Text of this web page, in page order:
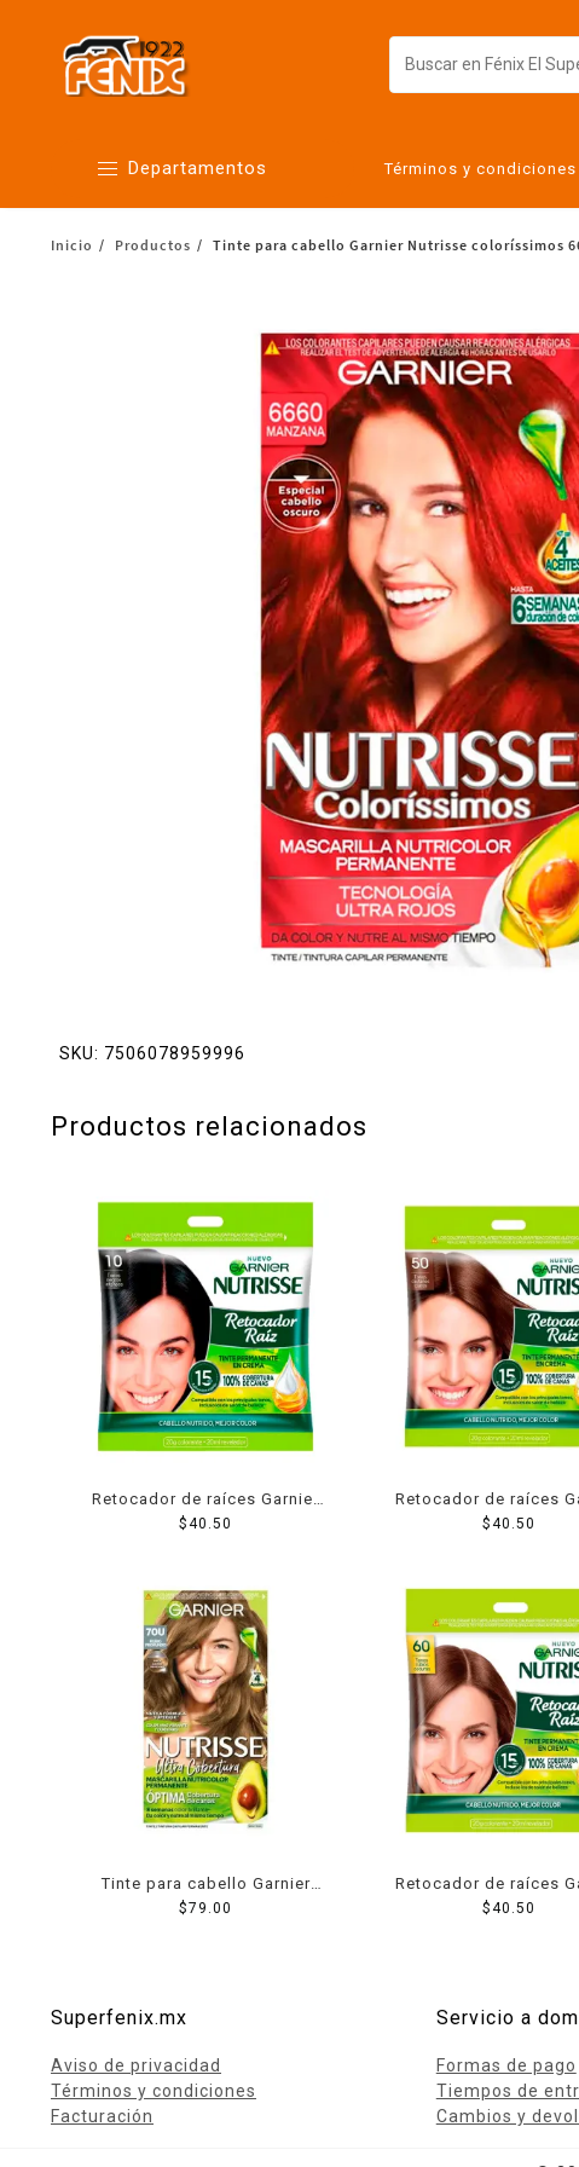
Departamentos
Alimentos
Términos y condiciones
Inicio Productos Tinte para cabello Garnier Nutrisse coloríssimos
SKU: 7506078959996
Productos relacionados
Retocador de raíces Garnier
Nutrisse 10 tonos negros
$40.50
Retocador de raíces
Nutrisse 50 tonos
$40.50
Tinte para cabello Garnier
Nutrisse ultra cobertura 70u
$79.00
Retocador de raíces
Nutrisse 60 tonos
$40.50
Superfenix.mx
Aviso de privacidad
Términos y condiciones
Facturación
Servicio a
Formas de pago
Tiempos de
Cambios y